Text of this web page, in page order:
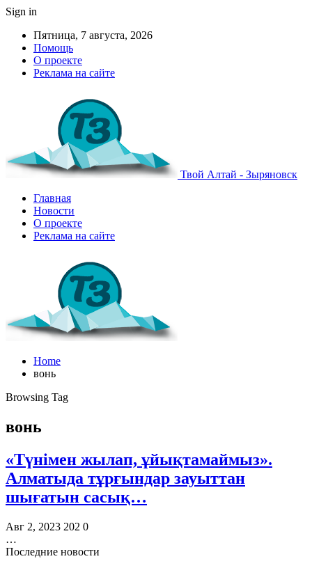
Sign in
Пятница, 7 августа, 2026
Помощь
О проекте
Реклама на сайте
Твой Алтай - Зыряновск
Главная
Новости
О проекте
Реклама на сайте
Home
вонь
Browsing Tag
вонь
«Түнімен жылап, ұйықтамаймыз».
Алматыда тұрғындар зауыттан
шығатын сасық…
Авг 2, 2023 202 0
…
Последние новости